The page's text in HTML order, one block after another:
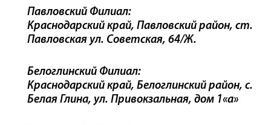
Павловский Филиал:
Краснодарский край, Павловский район, ст.
Павловская ул. Советская, 64/Ж.
Белоглинский Филиал:
Краснодарский край, Белоглинский район, с.
Белая Глина, ул. Привокзальная, дом 1«а»